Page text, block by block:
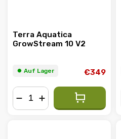
Terra Aquatica
GrowStream 10 V2
⏺︎ Auf Lager €349